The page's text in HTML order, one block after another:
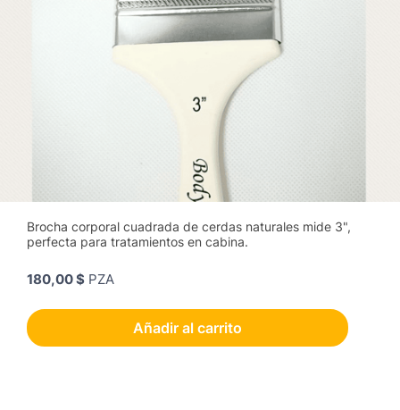
Brocha corporal cuadrada de cerdas naturales mide 3",
perfecta para tratamientos en cabina.
180,00 $ PZA
Añadir al carrito